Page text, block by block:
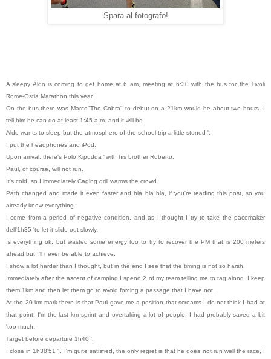
Spara al fotografo!
A sleepy Aldo is coming to get home at 6 am, meeting at 6:30 with the bus for the Tivoli
Rome-Ostia Marathon this year.
On the bus there was Marco"The Cobra" to debut on a 21km would be about two hours. I
tell him he can do at least 1:45 a.m. and it will be.
Aldo wants to sleep but the atmosphere of the school trip a little stoned '.
I put the headphones and iPod.
Upon arrival, there's Polo Kipudda "with his brother Roberto.
Paul, of course, will not run.
It's cold, so I immediately Caging grill warms the crowd.
Path changed and made it even faster and bla bla bla, if you're reading this post, so you
already know everything.
I come from a period of negative condition, and as I thought I try to take the pacemaker
dell'1h35 'to let it slide out slowly.
Is everything ok, but wasted some energy too to try to recover the PM that is 200 meters
ahead but I'll never be able to achieve.
I show a lot harder than I thought, but in the end I see that the timing is not so harsh.
Immediately after the ascent of camping I spend 2 of my team telling me to tag along. I keep
them 1km and then let them go to avoid forcing a passage that I have not.
At the 20 km mark there is that Paul gave me a position that screams I do not think I had at
that point, I'm the last km sprint and overtaking a lot of people, I had probably saved a bit
'too much.
Target before departure 1h40 '.
I close in 1h38'51 ". I'm quite satisfied, the only regret is that he does not run well the race, I